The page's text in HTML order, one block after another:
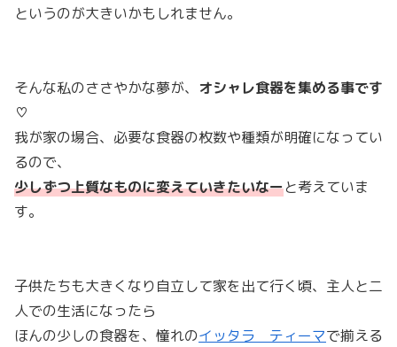
というのが大きいかもしれません。
そんな私のささやかな夢が、 オシャレ食器を集める事です
♡
我が家の場合、必要な食器の枚数や種類が明確になってい
るので、
少しずつ上質なものに変えていきたいなーと考えていま
す。
子供たちも大きくなり自立して家を出て行く頃、主人と二
人での生活になったら
ほんの少しの食器を、憧れのイッタラ ティーマで揃える